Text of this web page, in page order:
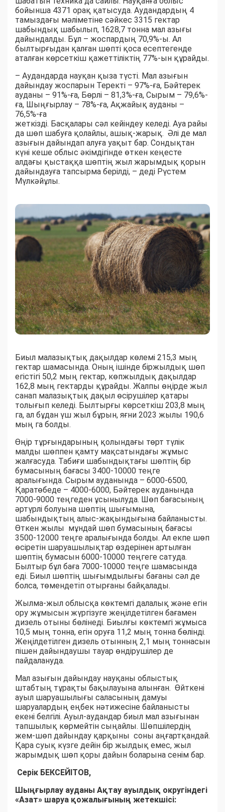
бойынша 4371 орақ қатысуда. Аудандардың 4
тамыздағы мәліметіне сәйкес 3315 гектар
шабындық шабылып, 1628,7 тонна мал азығы
дайындалды. Бұл – жоспардың 70,9%-ы. Ал
былтырғыдан қалған шөпті қоса есептегенде
аталған көрсеткіш қажеттіліктің 77%-ын құрайды.
– Аудандарда науқан қыза түсті. Мал азығын
дайындау жоспарын Теректі – 97%-ға, Бәйтерек
ауданы – 91%-ға, Бөрлі – 81,3%-ға, Сырым – 79,6%-
ға, Шыңғырлау – 78%-ға, Ақжайық ауданы –
76,5%-ға
жеткізді. Басқалары сәл кейіндеу келеді. Ауа райы
да шөп шабуға қолайлы, ашық-жарық. Әлі де мал
азығын дайындап алуға уақыт бар. Сондықтан
күні кеше облыс әкімдігінде өткен кеңесте
алдағы қыстаққа шөптің жыл жарымдық қорын
дайындауға тапсырма берілді, – деді Рүстем
Мүлкәйұлы.
Биыл малазықтық дақылдар көлемі 215,3 мың
гектар шамасында. Оның ішінде біржылдық шөп
егістігі 50,2 мың гектар, көпжылдық дақылдар
162,8 мың гектарды құрайды. Жалпы өңірде жыл
санап малазықтық дақыл өсірушілер қатары
толығып келеді. Былтырғы көрсеткіш 203,8 мың
га, ал бұдан үш жыл бұрын, яғни 2023 жылы 190,6
мың га болды.
Өңір тұрғындарының қолындағы төрт түлік
малды шөппен қамту мақсатындағы жұмыс
жалғасуда. Табиғи шабындықтағы шөптің бір
бумасының бағасы 3400-10000 теңге
аралығында. Сырым ауданында – 6000-6500,
Қаратөбеде – 4000-6000, Бәйтерек ауданында
7000-9000 теңгеден ұсынылуда. Шөп бағасының
әртүрлі болуына шөптің шығымына,
шабындықтың алыс-жақындығына байланысты.
Өткен жылы мұндай шөп бумасының бағасы
3500-12000 теңге аралығында болды. Ал екпе шөп
өсіретін шаруашылықтар өздерінен артылған
шөптің бумасын 6000-10000 теңгеге сатуда.
Былтыр бұл баға 7000-10000 теңге шамасында
еді. Биыл шөптің шығымдылығы бағаны сәл де
болса, төмендетіп отырғаны байқалады.
Жылма-жыл облысқа көктемгі далалық және егін
ору жұмысын жүргізуге жеңілдетілген бағамен
дизель отыны бөлінеді. Биылғы көктемгі жұмыса
10,5 мың тонна, егін оруға 11,2 мың тонна бөлінді.
Жеңілдетілген дизель отынның 2,1 мың тоннасын
пішен дайындаушы тауар өндірушілер де
пайдалануда.
Мал азығын дайындау науқаны облыстық
штабтың тұрақты бақылауына алынған. Өйткені
ауыл шаруашылығы саласының дамуы
шаруалардың еңбек нәтижесіне байланысты
екені белгілі. Ауыл-аудандар биыл мал азығынан
тапшылық көрмейтін сыңайлы. Шөпшілердің
жем-шөп дайындау қарқыны соны аңғартқандай.
Қара суық күзге дейін бір жылдық емес, жыл
жарымдық шөп қоры дайын боларына сенім бар.
Серік БЕКСЕЙІТОВ,
Шыңғырлау ауданы Ақтау ауылдық округіндегі
«Азат» шаруа қожалығының жетекшісі: